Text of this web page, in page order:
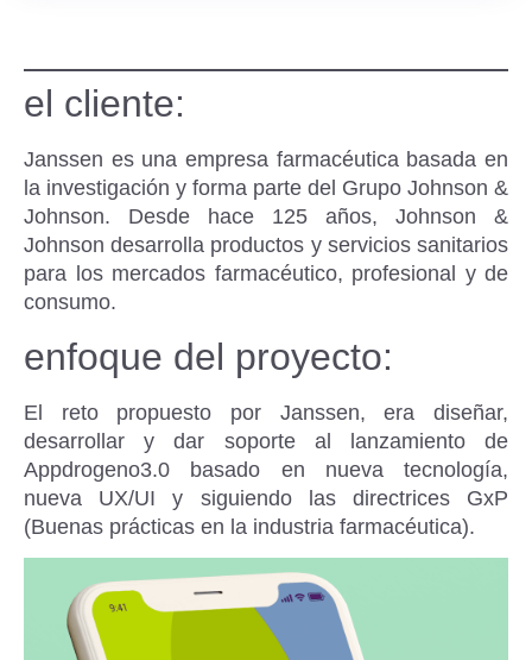
el cliente:
Janssen es una empresa farmacéutica basada en
la investigación y forma parte del Grupo Johnson &
Johnson. Desde hace 125 años, Johnson &
Johnson desarrolla productos y servicios sanitarios
para los mercados farmacéutico, profesional y de
consumo.
enfoque del proyecto:
El reto propuesto por Janssen, era diseñar,
desarrollar y dar soporte al lanzamiento de
Appdrogeno3.0 basado en nueva tecnología,
nueva UX/UI y siguiendo las directrices GxP
(Buenas prácticas en la industria farmacéutica).